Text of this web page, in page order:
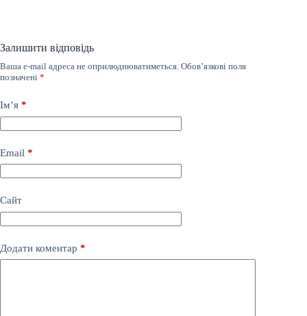
Залишити відповідь
Ваша e-mail адреса не оприлюднюватиметься. Обов’язкові поля
позначені *
Ім’я *
Email *
Сайт
Додати коментар *